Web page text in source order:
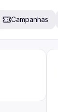
Campanhas